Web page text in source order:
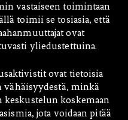
vastaiseen toimintaan
toimii se tosiasia, että
ovat
yliedustettuina.
ovat tietoisia
minkä
koskemaan
jota voidaan pitää